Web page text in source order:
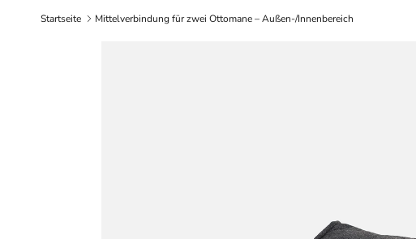
Startseite Mittelverbindung für zwei Ottomane – Außen-/Innenbereich